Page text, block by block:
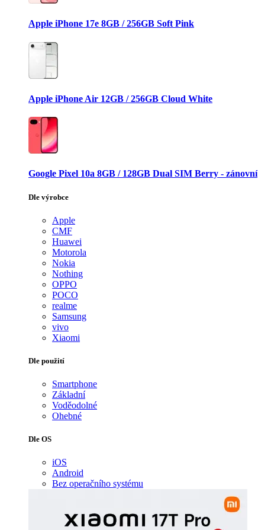
Apple iPhone 17e 8GB / 256GB Soft Pink
Apple iPhone Air 12GB / 256GB Cloud White
Google Pixel 10a 8GB / 128GB Dual SIM Berry - zánovní
Dle výrobce
Apple
CMF
Huawei
Motorola
Nokia
Nothing
OPPO
POCO
realme
Samsung
vivo
Xiaomi
Dle použití
Smartphone
Základní
Voděodolné
Ohebné
Dle OS
iOS
Android
Bez operačního systému